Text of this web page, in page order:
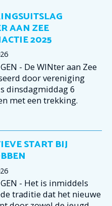
AAN ZEE
2025
- De WINter aan Zee
door vereniging
dinsdagmiddag 6
met een trekking.
START BIJ
- Het is inmiddels
traditie dat het nieuwe